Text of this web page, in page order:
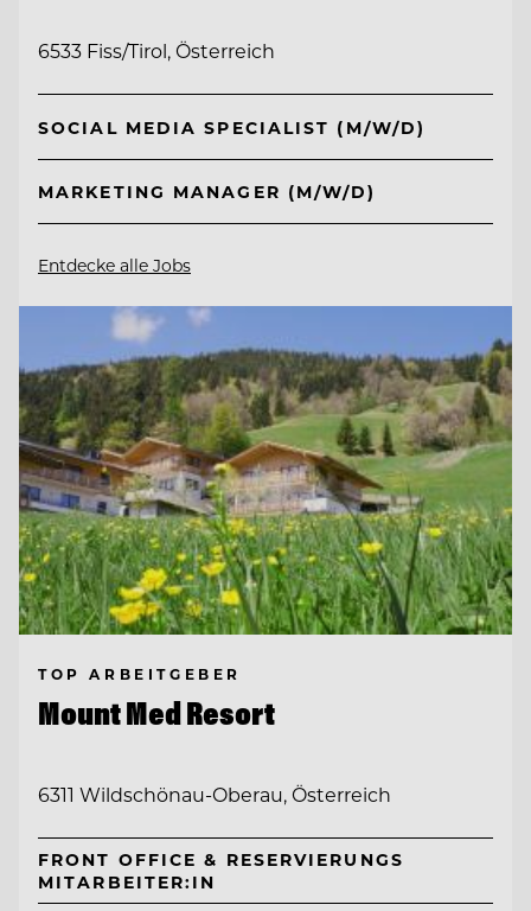
6533 Fiss/Tirol, Österreich
SOCIAL MEDIA SPECIALIST (M/W/D)
MARKETING MANAGER (M/W/D)
Entdecke alle Jobs
TOP ARBEITGEBER
Mount Med Resort
6311 Wildschönau-Oberau, Österreich
FRONT OFFICE & RESERVIERUNGS
MITARBEITER:IN